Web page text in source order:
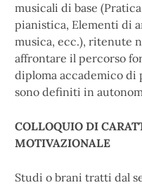
musicali di base
pianistica, Elementi di
musica, ecc.), ritenute
affrontare il percorso
diploma accademico di
sono definiti in
COLLOQUIO DI
MOTIVAZIONALE
Studi o brani tratti dal